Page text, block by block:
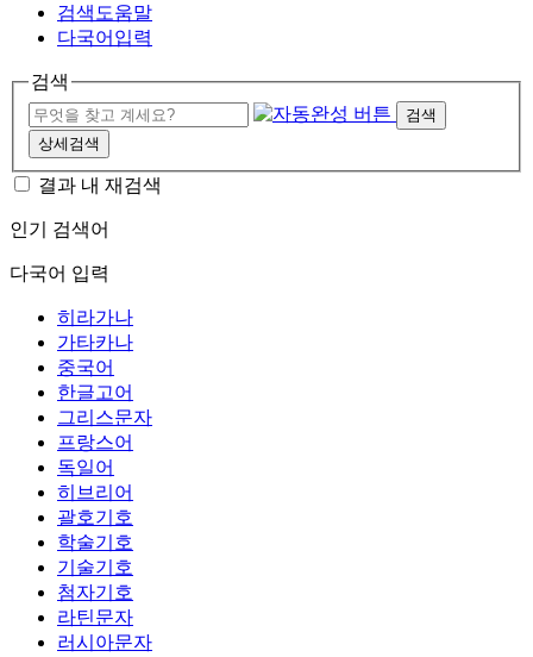
검색도움말
다국어입력
검색
검색
상세검색
결과 내 재검색
인기 검색어
다국어 입력
히라가나
가타카나
중국어
한글고어
그리스문자
프랑스어
독일어
히브리어
괄호기호
학술기호
기술기호
첨자기호
라틴문자
러시아문자